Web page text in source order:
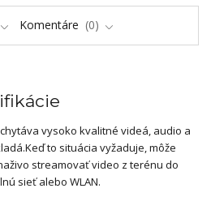
Komentáre 0
vysoko kvalitné videá, audio a
Keď to situácia vyžaduje, môže
streamovať video z terénu do
sieť alebo WLAN.